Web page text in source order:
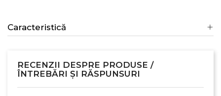
Caracteristică
RECENZII DESPRE PRODUSE /
ÎNTREBĂRI ȘI RĂSPUNSURI